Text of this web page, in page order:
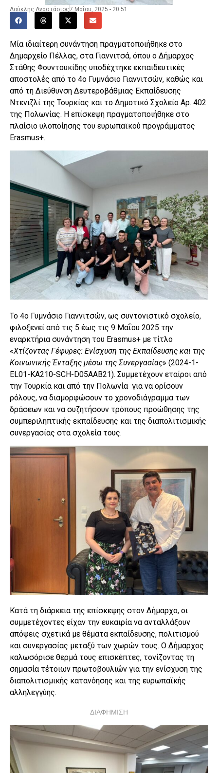
Δούκλης Αναστάσιος7 Μαΐου, 2025 - 20:51
Μία ιδιαίτερη συνάντηση πραγματοποιήθηκε στο
Δημαρχείο Πέλλας, στα Γιαννιτσά, όπου ο Δήμαρχος
Στάθης Φουντουκίδης υποδέχτηκε εκπαιδευτικές
αποστολές από το 4ο Γυμνάσιο Γιαννιτσών, καθώς και
από τη Διεύθυνση Δευτεροβάθμιας Εκπαίδευσης
Ντενιζλί της Τουρκίας και το Δημοτικό Σχολείο Αρ. 402
της Πολωνίας. Η επίσκεψη πραγματοποιήθηκε στο
πλαίσιο υλοποίησης του ευρωπαϊκού προγράμματος
Erasmus+.
Το 4ο Γυμνάσιο Γιαννιτσών, ως συντονιστικό σχολείο,
φιλοξενεί από τις 5 έως τις 9 Μαΐου 2025 την
εναρκτήρια συνάντηση του Erasmus+ με τίτλο
«Χτίζοντας Γέφυρες: Ενίσχυση της Εκπαίδευσης και της
Κοινωνικής Ένταξης μέσω της Συνεργασίας» (2024-1-
EL01-KA210-SCH-D05AAB21). Συμμετέχουν εταίροι από
την Τουρκία και από την Πολωνία για να ορίσουν
ρόλους, να διαμορφώσουν το χρονοδιάγραμμα των
δράσεων και να συζητήσουν τρόπους προώθησης της
συμπεριληπτικής εκπαίδευσης και της διαπολιτισμικής
συνεργασίας στα σχολεία τους.
Κατά τη διάρκεια της επίσκεψης στον Δήμαρχο, οι
συμμετέχοντες είχαν την ευκαιρία να ανταλλάξουν
απόψεις σχετικά με θέματα εκπαίδευσης, πολιτισμού
και συνεργασίας μεταξύ των χωρών τους. Ο Δήμαρχος
καλωσόρισε θερμά τους επισκέπτες, τονίζοντας τη
σημασία τέτοιων πρωτοβουλιών για την ενίσχυση της
διαπολιτισμικής κατανόησης και της ευρωπαϊκής
αλληλεγγύης.
ΔΙΑΦΗΜΙΣΗ